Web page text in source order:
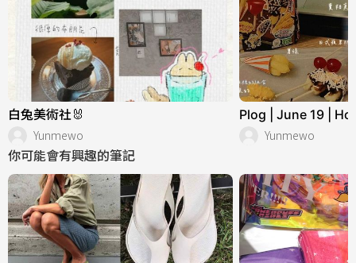
白兔美術社🐰
Yunmewo
Plog | June 19 |
Yunmewo
你可能會有興趣的筆記